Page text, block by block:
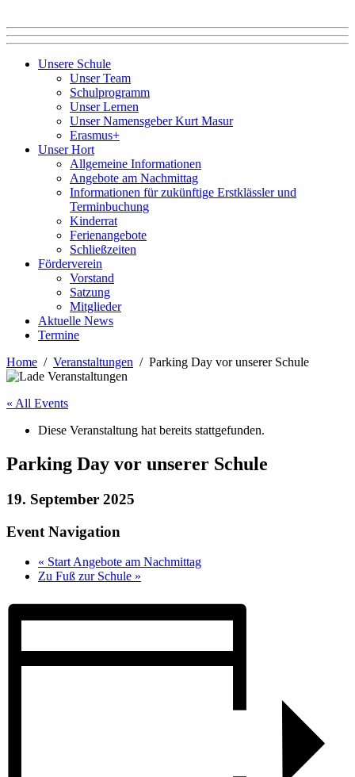
Unsere Schule
Unser Team
Schulprogramm
Unser Lernen
Unser Namensgeber Kurt Masur
Erasmus+
Unser Hort
Allgemeine Informationen
Angebote am Nachmittag
Informationen für zukünftige Erstklässler und
Terminbuchung
Kinderrat
Ferienangebote
Schließzeiten
Förderverein
Vorstand
Satzung
Mitglieder
Aktuelle News
Termine
Home
Veranstaltungen Parking Day vor unserer Schule
« All Events
Diese Veranstaltung hat bereits stattgefunden.
Parking Day vor unserer Schule
19. September 2025
Event Navigation
« Start Angebote am Nachmittag
Zu Fuß zur Schule »